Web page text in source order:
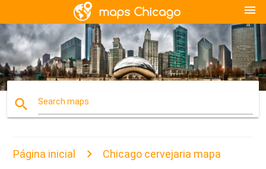
menu
search Search maps
Página inicial Chicago cervejaria mapa